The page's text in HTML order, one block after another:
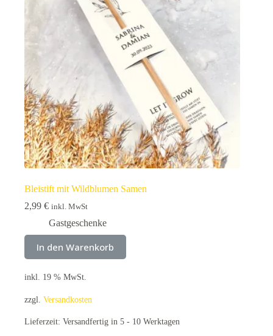
Bleistift mit Wildblumen Samen
2,99 € inkl. MwSt
Gastgeschenke
In den Warenkorb
inkl. 19 % MwSt.
zzgl. Versandkosten
Lieferzeit: Versandfertig in 5 - 10 Werktagen